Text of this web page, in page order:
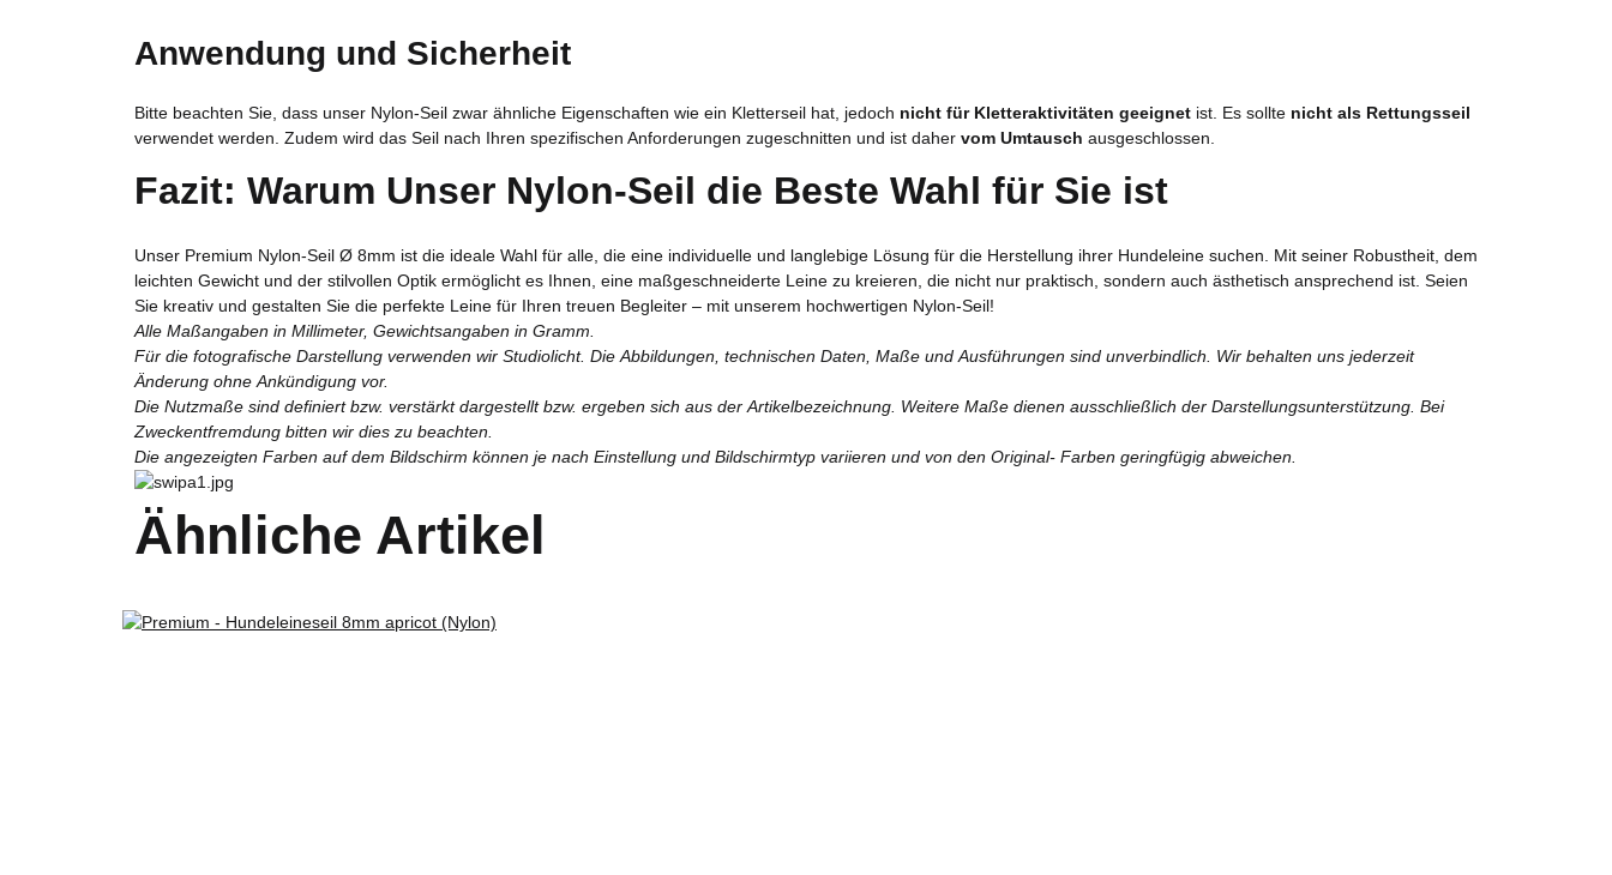
Anwendung und Sicherheit
Bitte beachten Sie, dass unser Nylon-Seil zwar ähnliche Eigenschaften wie ein Kletterseil hat, jedoch nicht für Kletteraktivitäten geeignet ist. Es sollte nicht als Rettungsseil
verwendet werden. Zudem wird das Seil nach Ihren spezifischen Anforderungen zugeschnitten und ist daher vom Umtausch ausgeschlossen.
Fazit: Warum Unser Nylon-Seil die Beste Wahl für Sie ist
Unser Premium Nylon-Seil Ø 8mm ist die ideale Wahl für alle, die eine individuelle und langlebige Lösung für die Herstellung ihrer Hundeleine suchen. Mit seiner Robustheit, dem
leichten Gewicht und der stilvollen Optik ermöglicht es Ihnen, eine maßgeschneiderte Leine zu kreieren, die nicht nur praktisch, sondern auch ästhetisch ansprechend ist. Seien
Sie kreativ und gestalten Sie die perfekte Leine für Ihren treuen Begleiter – mit unserem hochwertigen Nylon-Seil!
Alle Maßangaben in Millimeter, Gewichtsangaben in Gramm.
Für die fotografische Darstellung verwenden wir Studiolicht. Die Abbildungen, technischen Daten, Maße und Ausführungen sind unverbindlich. Wir behalten uns jederzeit
Änderung ohne Ankündigung vor.
Die Nutzmaße sind definiert bzw. verstärkt dargestellt bzw. ergeben sich aus der Artikelbezeichnung. Weitere Maße dienen ausschließlich der Darstellungsunterstützung. Bei
Zweckentfremdung bitten wir dies zu beachten.
Die angezeigten Farben auf dem Bildschirm können je nach Einstellung und Bildschirmtyp variieren und von den Original- Farben geringfügig abweichen.
Ähnliche Artikel